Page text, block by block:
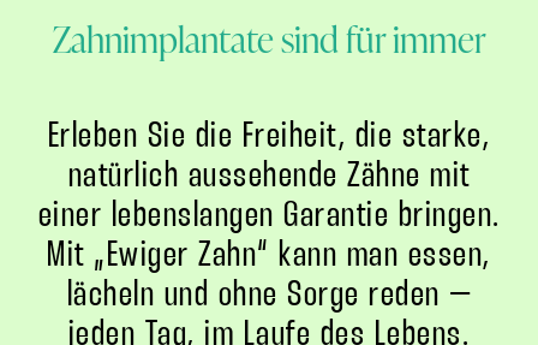
Zahnimplantate sind für immer
Erleben Sie die Freiheit, die starke,
natürlich aussehende Zähne mit
einer lebenslangen Garantie bringen.
Mit „Ewiger Zahn“ kann man essen,
lächeln und ohne Sorge reden –
jeden Tag, im Laufe des Lebens.